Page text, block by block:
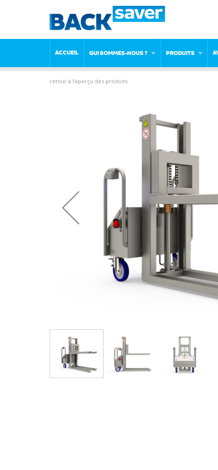
ACCUEIL QUI SOMMES-NOUS ? PRODUITS
retour à l’aperçu des produits